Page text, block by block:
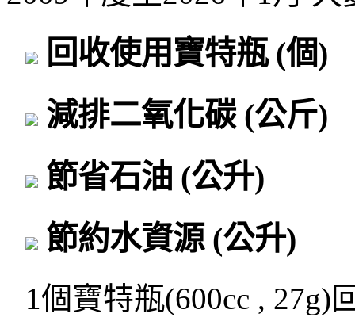
回收使用寶特瓶 (個)
減排二氧化碳 (公斤)
節省石油 (公升)
節約水資源 (公升)
1個寶特瓶(600cc , 27g)